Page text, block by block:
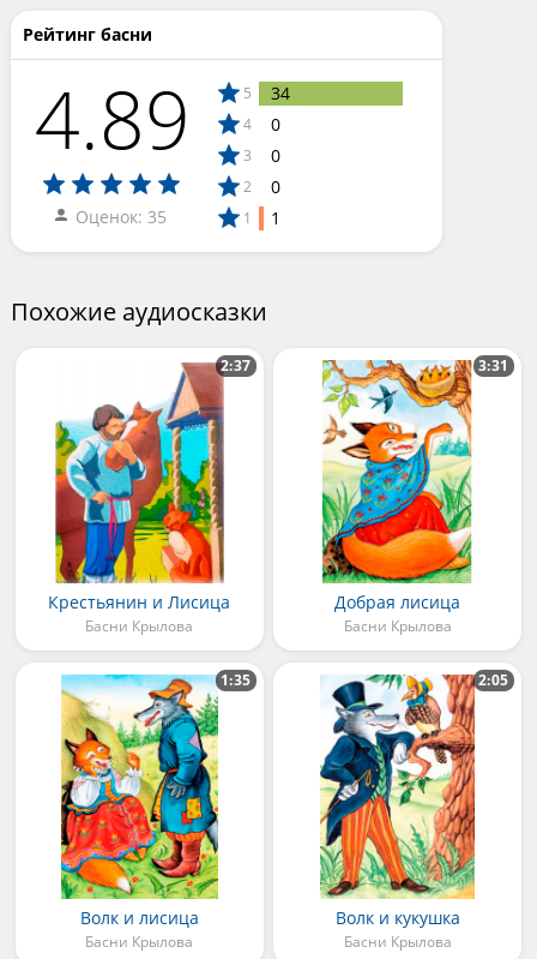
Рейтинг басни
4.89
Оценок: 35
5 34
4 0
3 0
2 0
1 1
Похожие аудиосказки
Крестьянин и Лисица
Басни Крылова
2:37
Добрая лисица
Басни Крылова
3:31
Волк и лисица
Басни Крылова
1:35
Волк и кукушка
Басни Крылова
2:05